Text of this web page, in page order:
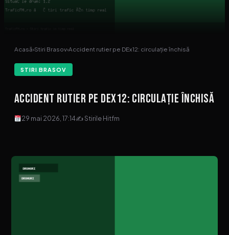
Acasă›Stiri Brasov›Accident rutier pe DEx12: circulație închisă
STIRI BRASOV
Accident rutier pe DEx12: circulație închisă
29 mai 2026, 17:14✍ Stirile Hitfm